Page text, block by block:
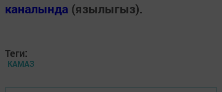
каналында (язылыгыз).
Теги:
КАМАЗ